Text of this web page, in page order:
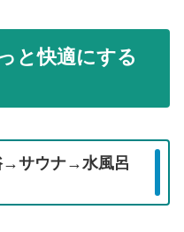
と快適にする
→サウナ→水風呂